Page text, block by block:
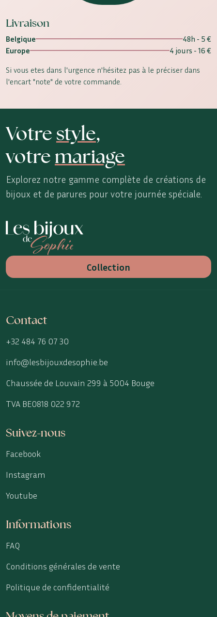
Livraison
Belgique
48h - 5 €
Europe
4 jours - 16 €
Si vous etes dans l'urgence n'hésitez pas à le préciser dans
l'encart "note" de votre commande.
Votrestyle,
votremariage
Explorez notre gamme complète de créations de
bijoux et de parures pour votre journée spéciale.
Les Bijoux de Sophie
Collection
Contact
+32 484 76 07 30
info@lesbijouxdesophie.be
Chaussée de Louvain 299 à 5004 Bouge
TVA BE0818 022 972
Suivez-nous
Facebook
Instagram
Youtube
Informations
FAQ
Conditions générales de vente
Politique de confidentialité